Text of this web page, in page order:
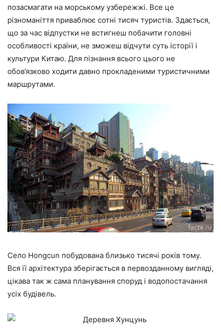
позасмагати на морському узбережжі. Все це
різноманіття приваблює сотні тисяч туристів. Здається,
що за час відпустки не встигнеш побачити головні
особливості країни, не зможеш відчути суть історії і
культури Китаю. Для пізнання всього цього не
обов’язково ходити давно прокладеними туристичними
маршрутами.
Село Hongcun побудована близько тисячі років тому.
Вся її архітектура зберігається в первозданному вигляді,
цікава так ж сама планування споруд і водопостачання
усіх будівель.